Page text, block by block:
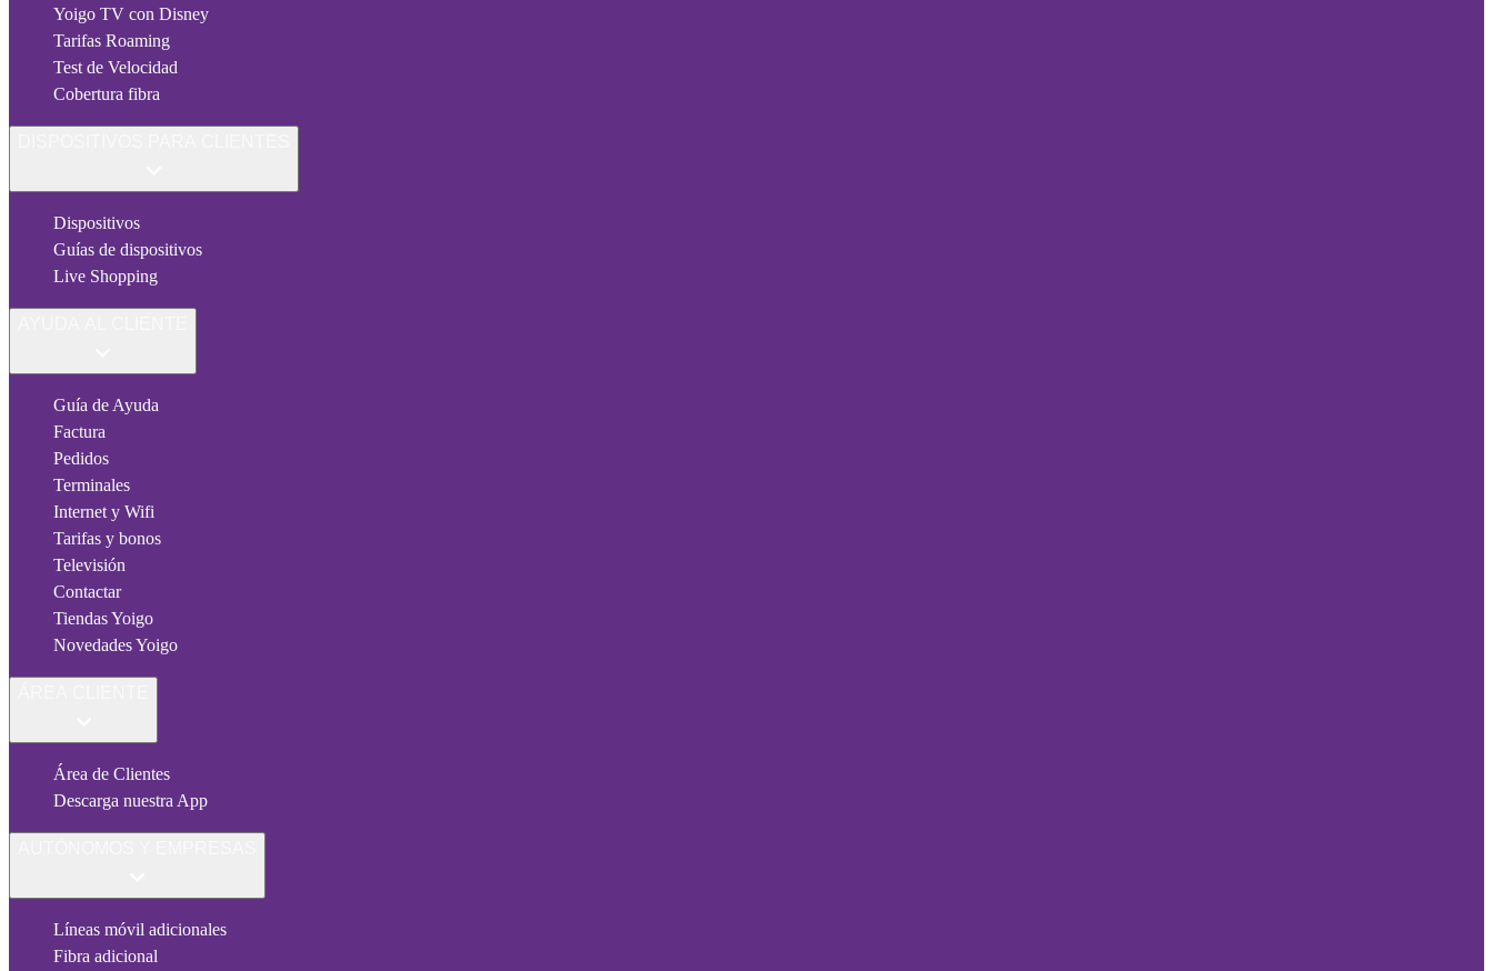
Yoigo TV con Disney
Tarifas Roaming
Test de Velocidad
Cobertura fibra
Dispositivos
Guías de dispositivos
Live Shopping
Guía de Ayuda
Factura
Pedidos
Terminales
Internet y Wifi
Tarifas y bonos
Televisión
Contactar
Tiendas Yoigo
Novedades Yoigo
Área de Clientes
Descarga nuestra App
Líneas móvil adicionales
Fibra adicional